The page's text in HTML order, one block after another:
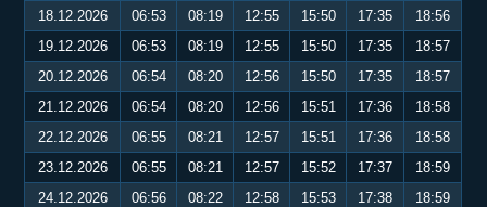
18.12.2026
06:53 08:19 12:55 15:50 17:35
18:56
19.12.2026
06:53 08:19 12:55 15:50 17:35
18:57
20.12.2026
06:54 08:20 12:56 15:50 17:35
18:57
21.12.2026
06:54 08:20 12:56 15:51 17:36
18:58
22.12.2026
06:55 08:21 12:57 15:51 17:36
18:58
23.12.2026
06:55 08:21 12:57 15:52 17:37
18:59
24.12.2026
06:56 08:22 12:58 15:53 17:38
18:59